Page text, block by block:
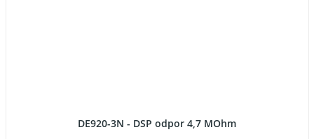
DE920-3N - DSP odpor 4,7 MOhm